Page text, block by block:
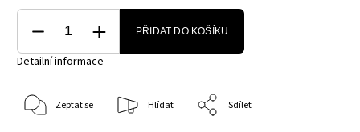
PŘIDAT DO KOŠÍKU
Detailní informace
Zeptat se Hlídat Sdílet